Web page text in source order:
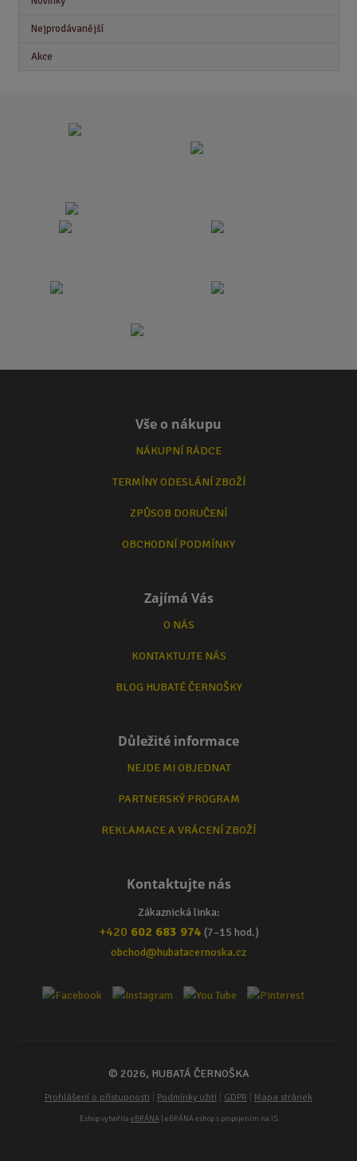
Nejprodávanější
Akce
Vše o nákupu
NÁKUPNÍ RÁDCE
TERMÍNY ODESLÁNÍ ZBOŽÍ
ZPŮSOB DORUČENÍ
OBCHODNÍ PODMÍNKY
Zajímá Vás
O NÁS
KONTAKTUJTE NÁS
BLOG HUBATÉ ČERNOŠKY
Důležité informace
NEJDE MI OBJEDNAT
PARTNERSKÝ PROGRAM
REKLAMACE A VRÁCENÍ ZBOŽÍ
Kontaktujte nás
Zákaznická linka:
+420 602 683 974 (7–15 hod.)
obchod@hubatacernoska.cz
© 2026, HUBATÁ ČERNOŠKA
Prohlášení o přístupnosti Podmínky užití GDPR Mapa stránek
Eshop vytvořila eBRÁNA| eBRÁNA eshop s propojením na IS